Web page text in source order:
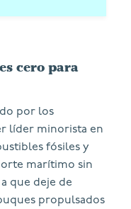
cero para
por los
líder minorista en
fósiles y
marítimo sin
que deje de
propulsados